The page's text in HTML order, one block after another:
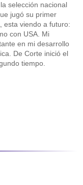
selección nacional
jugó su primer
esta viendo a futuro:
con USA. Mi
en mi desarrollo
De Corte inició el
tiempo.